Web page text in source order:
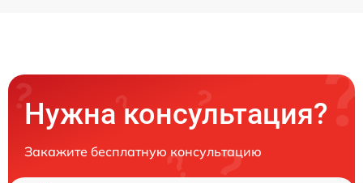
Нужна консультация?
Закажите бесплатную консультацию